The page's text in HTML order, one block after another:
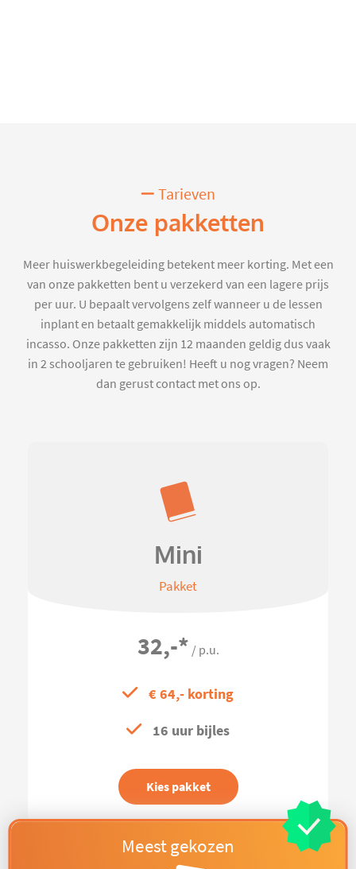
Tarieven
Onze pakketten
Meer huiswerkbegeleiding betekent meer korting. Met een
van onze pakketten bent u verzekerd van een lagere prijs
per uur. U bepaalt vervolgens zelf wanneer u de lessen
inplant en betaalt gemakkelijk middels automatisch
incasso. Onze pakketten zijn 12 maanden geldig dus vaak
in 2 schooljaren te gebruiken! Heeft u nog vragen? Neem
dan gerust contact met ons op.
Mini
Pakket
32,-* / p.u.
€ 64,- korting
16 uur bijles
Kies pakket